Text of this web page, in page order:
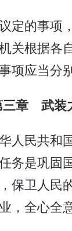
定的事项
关根据各
项应当分
三章 武装
人民共和
务是巩固
保卫人民
，全心全